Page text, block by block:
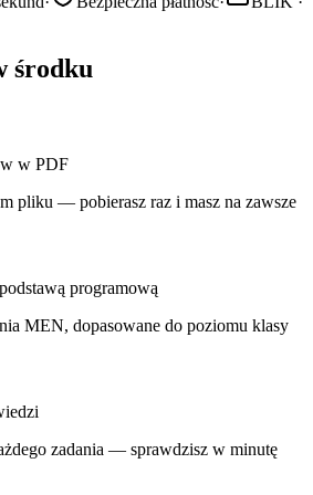
środku
w PDF
pliku — pobierasz raz i masz na zawsze
programową
MEN, dopasowane do poziomu klasy
zadania — sprawdzisz w minutę